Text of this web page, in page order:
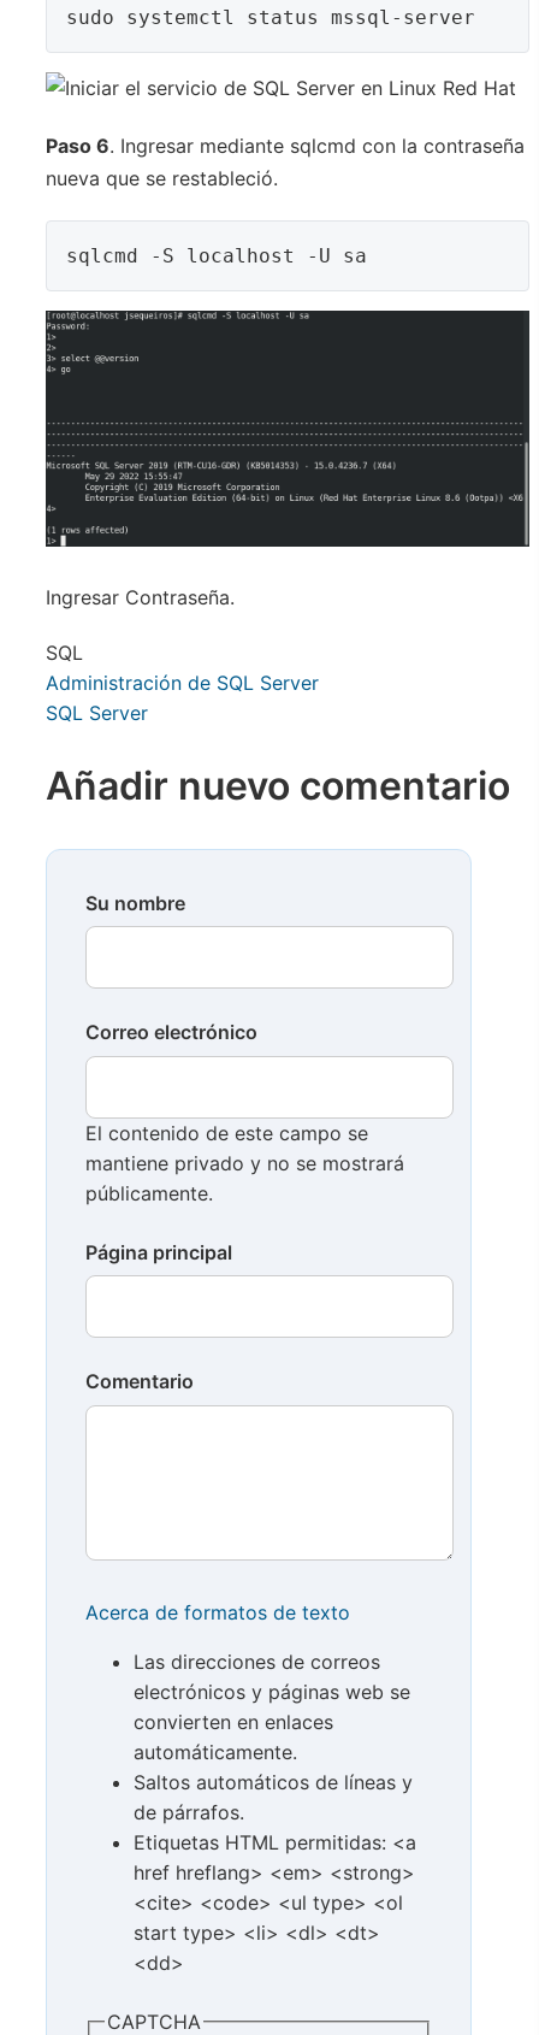
sudo systemctl status mssql-server
Paso 6. Ingresar mediante sqlcmd con la contraseña
nueva que se restableció.
sqlcmd -S localhost -U sa
Ingresar Contraseña.
SQL
Administración de SQL Server
SQL Server
Añadir nuevo comentario
Su nombre
Correo electrónico
El contenido de este campo se
mantiene privado y no se mostrará
públicamente.
Página principal
Comentario
Acerca de formatos de texto
Las direcciones de correos
electrónicos y páginas web se
convierten en enlaces
automáticamente.
Saltos automáticos de líneas y
de párrafos.
Etiquetas HTML permitidas: <a
href hreflang> <em> <strong>
<cite> <code> <ul type> <ol
start type> <li> <dl> <dt>
<dd>
CAPTCHA